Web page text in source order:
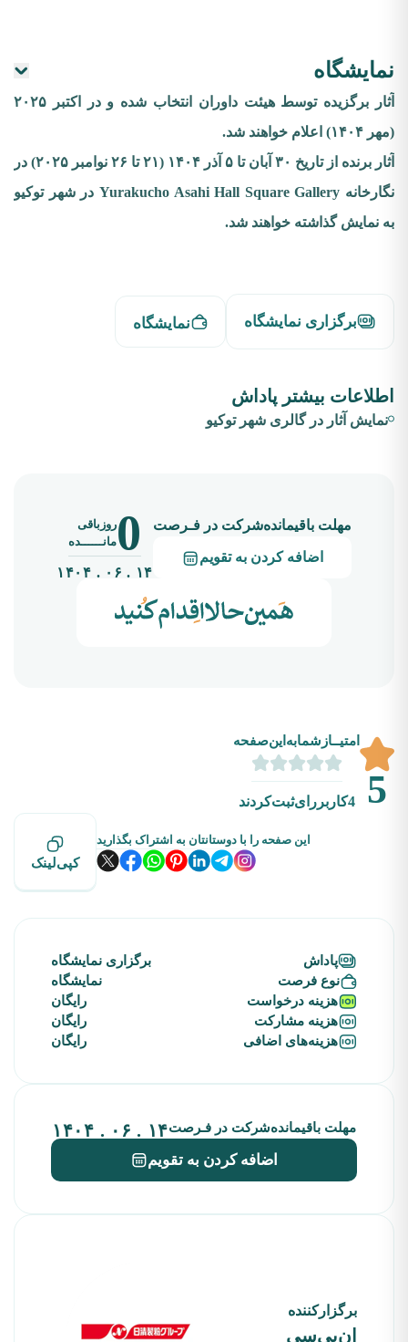
پاداش
برگزاری نمایشگاه
نوع فرصت
نمایشگاه
هزینه‌ درخواست
رایگان
هزینه‌ مشارکت
رایگان
هزینه‌های‌ اضافی
رایگان
مهلت باقیمانده‌شرکت در فـرصت۱۴ . ۰۶ . ۱۴۰۴
اضافه کردن به تقویم
برگزارکننده
ان‌بی‌سی
نمایشگاه
آثار برگزیده توسط هیئت داوران انتخاب شده و در اکتبر ۲۰۲۵
(مهر ۱۴۰۴) اعلام خواهند شد.
آثار برنده از تاریخ ۳۰ آبان تا ۵ آذر ۱۴۰۴ (۲۱ تا ۲۶ نوامبر ۲۰۲۵) در
نگارخانه Yurakucho Asahi Hall Square Gallery در شهر توکیو
به نمایش گذاشته خواهند شد.
برگزاری نمایشگاه نمایشگاه
اطلاعات بیشتر پاداش
نمایش آثار در گالری شهر توکیو
مهلت باقیمانده‌شرکت در فـرصت
اضافه کردن به تقویم 0روزباقی
مانــــــده
۱۴ . ۰۶ . ۱۴۰۴
5
امتیــازشما‌به‌این‌صفحه
4کاربررای‌ثبت‌کردند
این صفحه را با دوستانتان به اشتراک بگذارید
کپی‌لینک